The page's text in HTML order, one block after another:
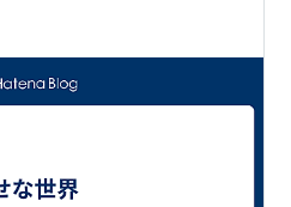
ても、世の中には拾える楽